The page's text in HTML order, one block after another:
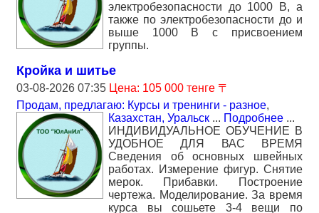
электробезопасности до 1000 В, а
также по электробезопасности до и
выше 1000 В с присвоением
группы.
Кройка и шитье
03-08-2026 07:35 Цена: 105 000 тенге 〒
Продам, предлагаю: Курсы и тренинги - разное,
Казахстан, Уральск ... Подробнее ...
ИНДИВИДУАЛЬНОЕ ОБУЧЕНИЕ В
УДОБНОЕ ДЛЯ ВАС ВРЕМЯ
Сведения об основных швейных
работах. Измерение фигур. Снятие
мерок. Прибавки. Построение
чертежа. Моделирование. За время
курса вы сошьете 3-4 вещи по